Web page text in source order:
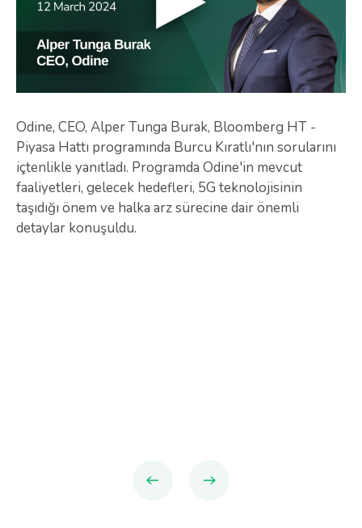
Odine, CEO, Alper Tunga Burak, Bloomberg HT -
Piyasa Hattı programında Burcu Kıratlı'nın sorularını
içtenlikle yanıtladı. Programda Odine'in mevcut
faaliyetleri, gelecek hedefleri, 5G teknolojisinin
taşıdığı önem ve halka arz sürecine dair önemli
detaylar konuşuldu.